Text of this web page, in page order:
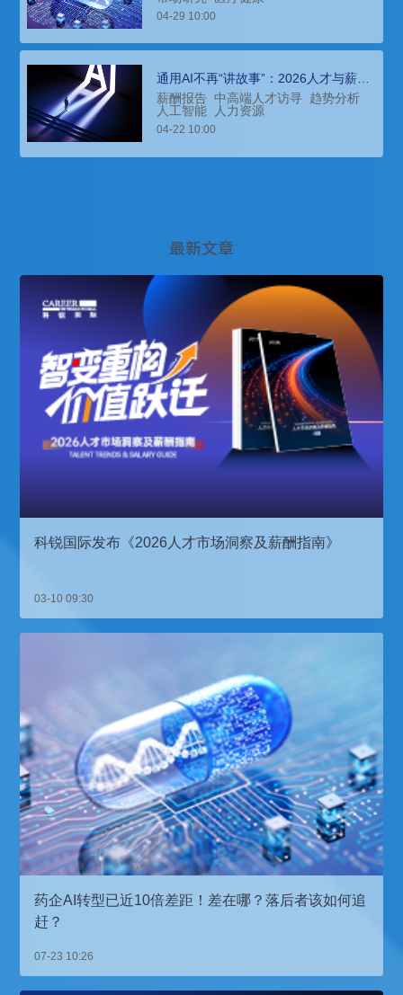
04-29 10:00
通用AI不再“讲故事”：2026人才与薪酬
逻辑重构进行时
薪酬报告 中高端人才访寻 趋势分析
人工智能
人力资源
04-22 10:00
最新文章
科锐国际发布《2026人才市场洞察及薪酬指南》
03-10 09:30
药企AI转型已近10倍差距！差在哪？落后者该如何追
赶？
07-23 10:26